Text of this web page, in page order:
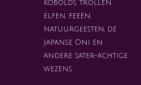
kobolds, trollen,
elfen, feeën,
natuurgeesten, de
Japanse Oni en
andere sater-achtige
wezens.